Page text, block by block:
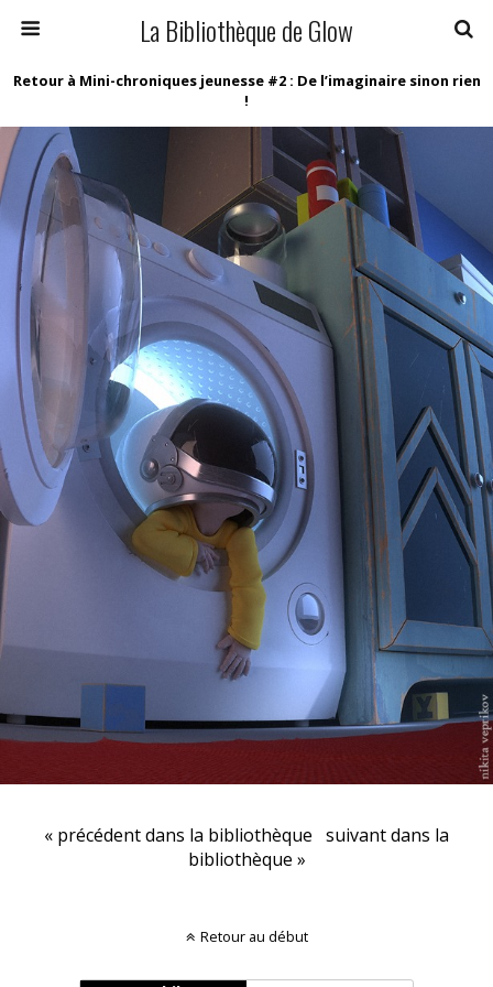
La Bibliothèque de Glow
Retour à Mini-chroniques jeunesse #2 : De l’imaginaire sinon rien
!
« précédent dans la bibliothèque suivant dans la
bibliothèque »
Retour au début